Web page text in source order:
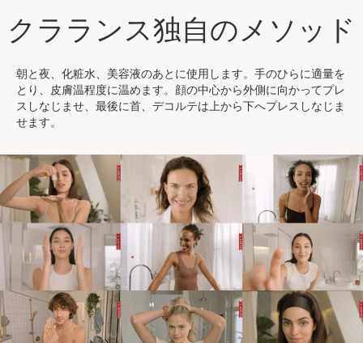
クラランス独自のメソッド
朝と夜、化粧水、美容液のあとに使用します。手のひらに適量を
とり、皮膚温程度に温めます。顔の中心から外側に向かってプレ
スしなじませ、最後に首、デコルテは上から下へプレスしなじま
せます。